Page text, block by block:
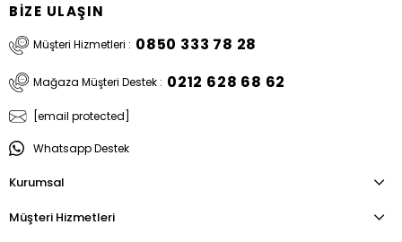
BİZE ULAŞIN
Müşteri Hizmetleri : 0850 333 78 28
Mağaza Müşteri Destek : 0212 628 68 62
[email protected]
Whatsapp Destek
Kurumsal
Müşteri Hizmetleri